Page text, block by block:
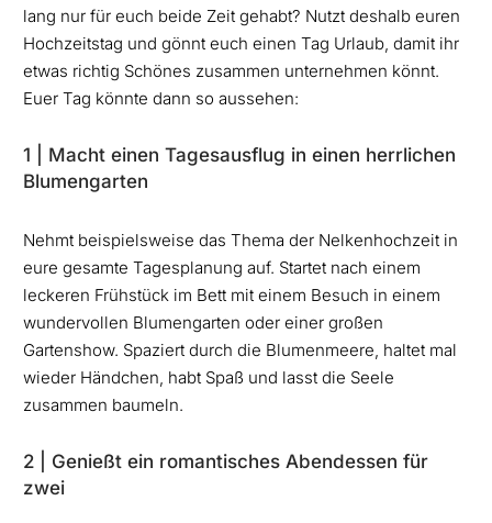
lang nur für euch beide Zeit gehabt? Nutzt deshalb euren
Hochzeitstag und gönnt euch einen Tag Urlaub, damit ihr
etwas richtig Schönes zusammen unternehmen könnt.
Euer Tag könnte dann so aussehen:
1 | Macht einen Tagesausflug in einen herrlichen
Blumengarten
Nehmt beispielsweise das Thema der Nelkenhochzeit in
eure gesamte Tagesplanung auf. Startet nach einem
leckeren Frühstück im Bett mit einem Besuch in einem
wundervollen Blumengarten oder einer großen
Gartenshow. Spaziert durch die Blumenmeere, haltet mal
wieder Händchen, habt Spaß und lasst die Seele
zusammen baumeln.
2 | Genießt ein romantisches Abendessen für
zwei